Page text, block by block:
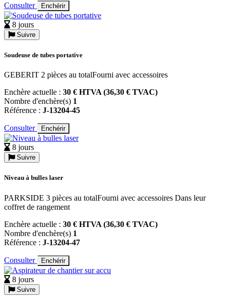
Consulter Enchérir
8 jours
Suivre
Soudeuse de tubes portative
GEBERIT 2 pièces au totalFourni avec accessoires
Enchère actuelle : 30 € HTVA (36,30 € TVAC)
Nombre d'enchère(s) 1
Référence : J-13204-45
Consulter Enchérir
8 jours
Suivre
Niveau à bulles laser
PARKSIDE 3 pièces au totalFourni avec accessoires Dans leur
coffret de rangement
Enchère actuelle : 30 € HTVA (36,30 € TVAC)
Nombre d'enchère(s) 1
Référence : J-13204-47
Consulter Enchérir
8 jours
Suivre